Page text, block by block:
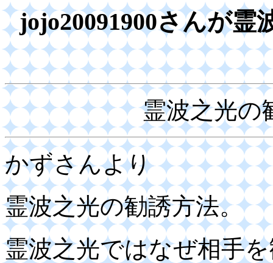
jojo20091900さんが
霊波之光の
かずさんより
霊波之光の勧誘方法。
霊波之光ではなぜ相手